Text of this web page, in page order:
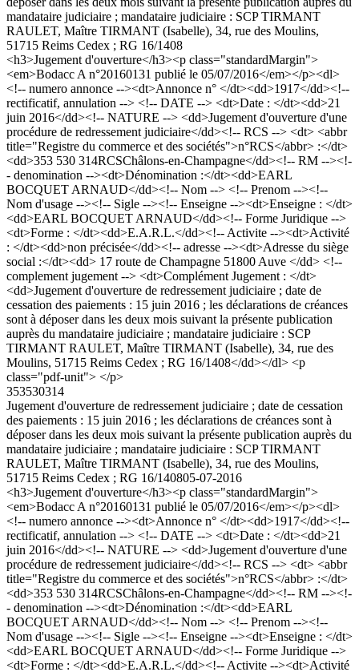
mandataire judiciaire ; mandataire judiciaire : SCP TIRMANT
RAULET, Maître TIRMANT (Isabelle), 34, rue des Moulins,
51715 Reims Cedex ; RG 16/1408
<h3>Jugement d'ouverture</h3><p class="standardMargin">
<em>Bodacc A n°20160131 publié le 05/07/2016</em></p><dl>
<!-- numero annonce --><dt>Annonce n° </dt><dd>1917</dd><!--
rectificatif, annulation --> <!-- DATE --> <dt>Date : </dt><dd>21
juin 2016</dd><!-- NATURE --> <dd>Jugement d'ouverture d'une
procédure de redressement judiciaire</dd><!-- RCS --> <dt> <abbr
title="Registre du commerce et des sociétés">n°RCS</abbr> :</dt>
<dd>353 530 314RCSChâlons-en-Champagne</dd><!-- RM --><!-
- denomination --><dt>Dénomination :</dt><dd>EARL
BOCQUET ARNAUD</dd><!-- Nom --> <!-- Prenom --><!--
Nom d'usage --><!-- Sigle --><!-- Enseigne --><dt>Enseigne : </dt>
<dd>EARL BOCQUET ARNAUD</dd><!-- Forme Juridique -->
<dt>Forme : </dt><dd>E.A.R.L.</dd><!-- Activite --><dt>Activité
: </dt><dd>non précisée</dd><!-- adresse --><dt>Adresse du siège
social :</dt><dd> 17 route de Champagne 51800 Auve </dd> <!--
complement jugement --> <dt>Complément Jugement : </dt>
<dd>Jugement d'ouverture de redressement judiciaire ; date de
cessation des paiements : 15 juin 2016 ; les déclarations de créances
sont à déposer dans les deux mois suivant la présente publication
auprès du mandataire judiciaire ; mandataire judiciaire : SCP
TIRMANT RAULET, Maître TIRMANT (Isabelle), 34, rue des
Moulins, 51715 Reims Cedex ; RG 16/1408</dd></dl> <p
class="pdf-unit"> </p>
353530314
Jugement d'ouverture de redressement judiciaire ; date de cessation
des paiements : 15 juin 2016 ; les déclarations de créances sont à
déposer dans les deux mois suivant la présente publication auprès du
mandataire judiciaire ; mandataire judiciaire : SCP TIRMANT
RAULET, Maître TIRMANT (Isabelle), 34, rue des Moulins,
51715 Reims Cedex ; RG 16/140805-07-2016
<h3>Jugement d'ouverture</h3><p class="standardMargin">
<em>Bodacc A n°20160131 publié le 05/07/2016</em></p><dl>
<!-- numero annonce --><dt>Annonce n° </dt><dd>1917</dd><!--
rectificatif, annulation --> <!-- DATE --> <dt>Date : </dt><dd>21
juin 2016</dd><!-- NATURE --> <dd>Jugement d'ouverture d'une
procédure de redressement judiciaire</dd><!-- RCS --> <dt> <abbr
title="Registre du commerce et des sociétés">n°RCS</abbr> :</dt>
<dd>353 530 314RCSChâlons-en-Champagne</dd><!-- RM --><!-
- denomination --><dt>Dénomination :</dt><dd>EARL
BOCQUET ARNAUD</dd><!-- Nom --> <!-- Prenom --><!--
Nom d'usage --><!-- Sigle --><!-- Enseigne --><dt>Enseigne : </dt>
<dd>EARL BOCQUET ARNAUD</dd><!-- Forme Juridique -->
<dt>Forme : </dt><dd>E.A.R.L.</dd><!-- Activite --><dt>Activité